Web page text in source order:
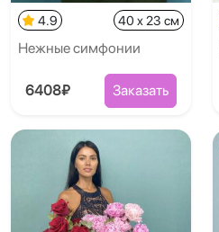
4.9 40 x 23 см
Нежные симфонии
6408₽ Заказать